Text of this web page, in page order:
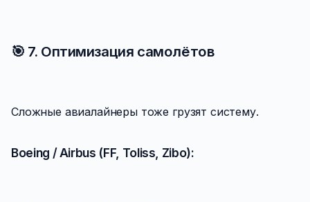
🎯 7. Оптимизация самолётов
Сложные авиалайнеры тоже грузят систему.
Boeing / Airbus (FF, Toliss, Zibo):